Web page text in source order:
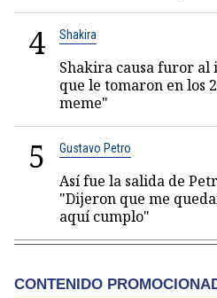
4 Shakira
Shakira causa furor
que le tomaron en los
meme"
5 Gustavo Petro
Así fue la salida de
"Dijeron que me
aquí cumplo"